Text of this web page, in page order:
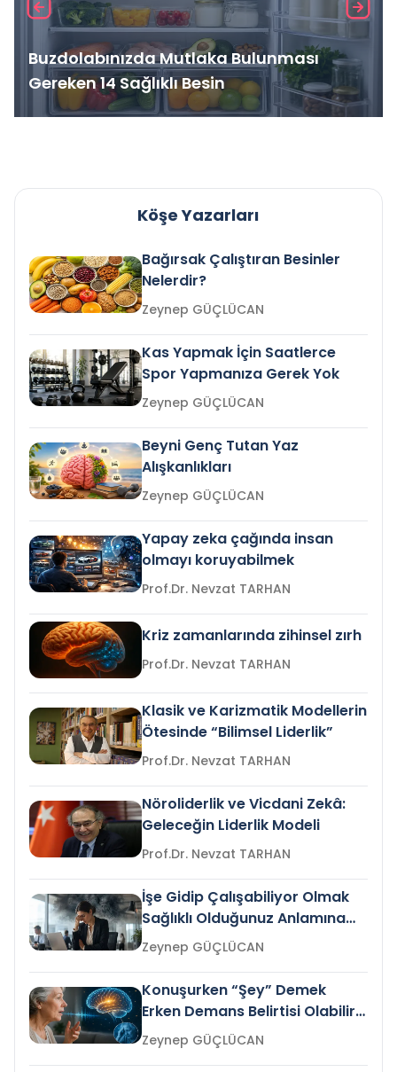
Buzdolabınızda Mutlaka Bulunması
Gereken 14 Sağlıklı Besin
Köşe Yazarları
Bağırsak Çalıştıran Besinler
Nelerdir?
Zeynep GÜÇLÜCAN
Kas Yapmak İçin Saatlerce
Spor Yapmanıza Gerek Yok
Zeynep GÜÇLÜCAN
Beyni Genç Tutan Yaz
Alışkanlıkları
Zeynep GÜÇLÜCAN
Yapay zeka çağında insan
olmayı koruyabilmek
Prof.Dr. Nevzat TARHAN
Kriz zamanlarında zihinsel zırh
Prof.Dr. Nevzat TARHAN
Klasik ve Karizmatik Modellerin
Ötesinde “Bilimsel Liderlik”
Prof.Dr. Nevzat TARHAN
Nöroliderlik ve Vicdani Zekâ:
Geleceğin Liderlik Modeli
Prof.Dr. Nevzat TARHAN
İşe Gidip Çalışabiliyor Olmak
Sağlıklı Olduğunuz Anlamına
Gelir mi?Zeynep GÜÇLÜCAN
Konuşurken “Şey” Demek
Erken Demans Belirtisi Olabilir
mi?
Zeynep GÜÇLÜCAN